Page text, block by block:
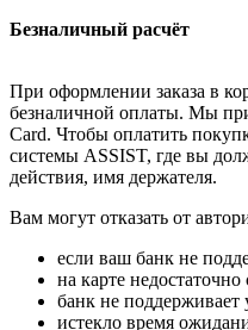
Безналичный расчёт
При оформлении заказа в
безналичной оплаты. Мы
Card. Чтобы оплатить
системы ASSIST, где вы
действия, имя держателя.
Вам могут отказать от
если ваш банк не
на карте
банк не поддерживает
истекло время